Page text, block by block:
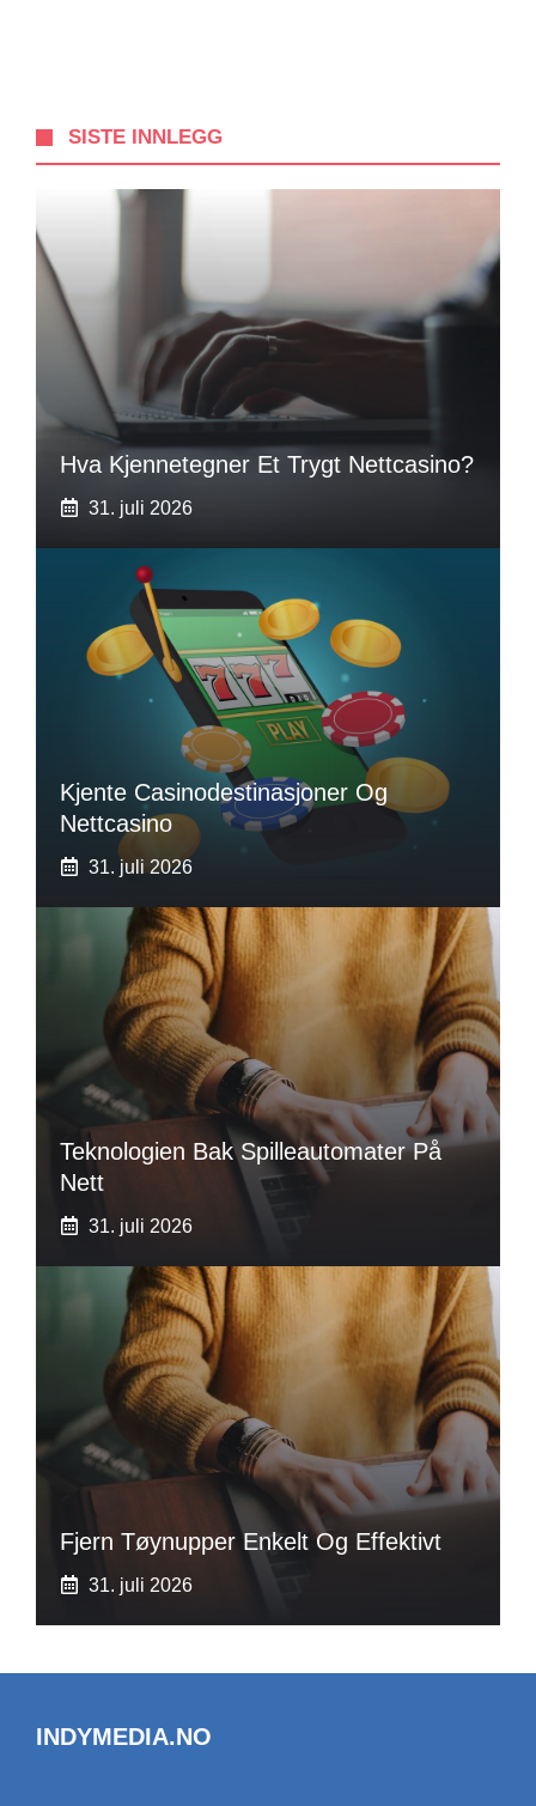
SISTE INNLEGG
Hva Kjennetegner Et Trygt Nettcasino?
31. juli 2026
Kjente Casinodestinasjoner Og
Nettcasino
31. juli 2026
Teknologien Bak Spilleautomater På
Nett
31. juli 2026
Fjern Tøynupper Enkelt Og Effektivt
31. juli 2026
INDYMEDIA.NO